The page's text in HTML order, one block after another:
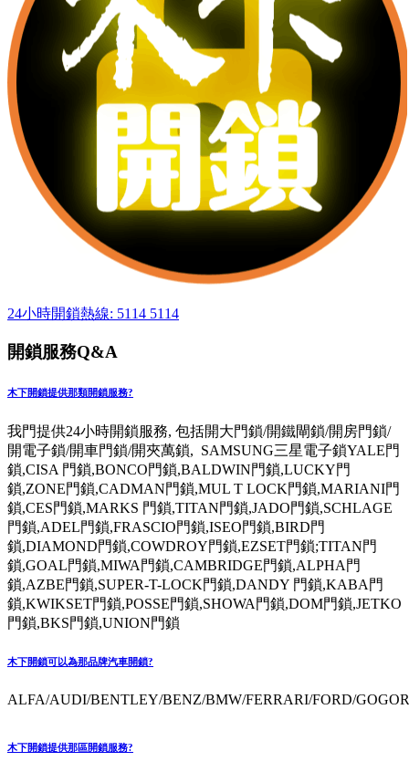
24小時開鎖熱線: 5114 5114
開鎖服務Q&A
木下開鎖提供那類開鎖服務?
我門提供24小時開鎖服務, 包括開大門鎖/開鐵閘鎖/開房門鎖/
開電子鎖/開車門鎖/開夾萬鎖, SAMSUNG三星電子鎖YALE門
鎖,CISA 門鎖,BONCO門鎖,BALDWIN門鎖,LUCKY門
鎖,ZONE門鎖,CADMAN門鎖,MUL T LOCK門鎖,MARIANI門
鎖,CES門鎖,MARKS 門鎖,TITAN門鎖,JADO門鎖,SCHLAGE
門鎖,ADEL門鎖,FRASCIO門鎖,ISEO門鎖,BIRD門
鎖,DIAMOND門鎖,COWDROY門鎖,EZSET門鎖;TITAN門
鎖,GOAL門鎖,MIWA門鎖,CAMBRIDGE門鎖,ALPHA門
鎖,AZBE門鎖,SUPER-T-LOCK門鎖,DANDY 門鎖,KABA門
鎖,KWIKSET門鎖,POSSE門鎖,SHOWA門鎖,DOM門鎖,JETKO
門鎖,BKS門鎖,UNION門鎖
木下開鎖可以為那品牌汽車開鎖?
ALFA/AUDI/BENTLEY/BENZ/BMW/FERRARI/FORD/
木下開鎖提供那區開鎖服務?